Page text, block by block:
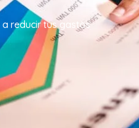
reducir tus gastos